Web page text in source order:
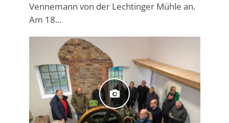
Vennemann von der Lechtinger Mühle an.
Am 18...